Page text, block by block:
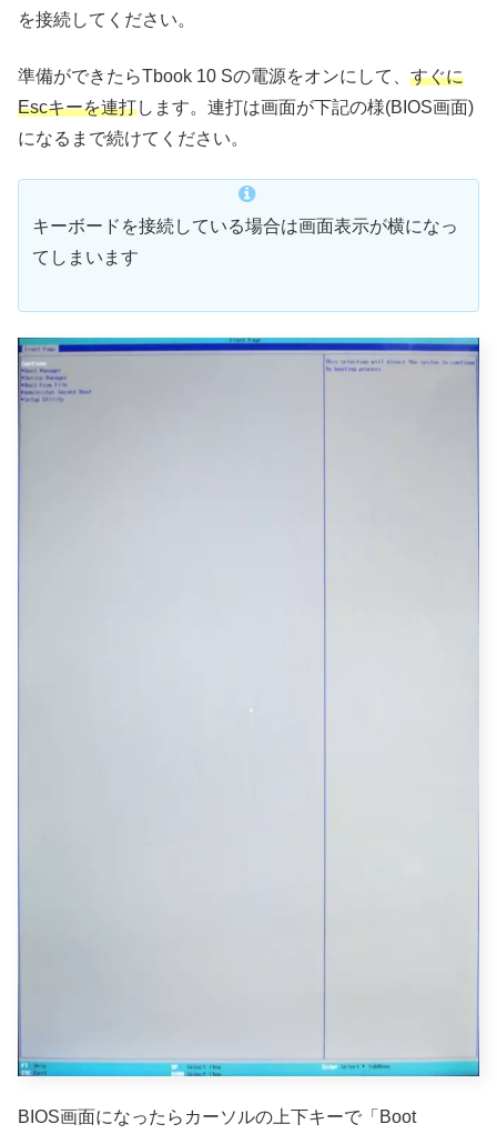
を接続してください。
準備ができたらTbook 10 Sの電源をオンにして、 すぐに
Escキーを連打します。連打は画面が下記の様(BIOS画面)
になるまで続けてください。
キーボードを接続している場合は画面表示が横になっ
てしまいます
BIOS画面になったらカーソルの上下キーで「Boot